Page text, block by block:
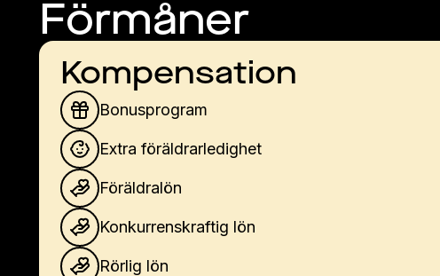
Förmåner
Kompensation
Bonusprogram
Extra föräldrarledighet
Föräldralön
Konkurrenskraftig lön
Rörlig lön